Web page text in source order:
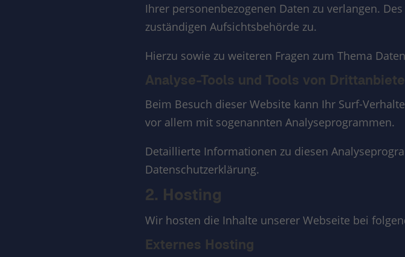
Ihrer personenbezogenen Daten zu verlangen.
zuständigen Aufsichtsbehörde zu.
Hierzu sowie zu weiteren Fragen zum Thema
Analyse-Tools und Tools von
Beim Besuch dieser Website kann Ihr Surf-
vor allem mit sogenannten Analyseprogrammen.
Detaillierte Informationen zu diesen
Datenschutzerklärung.
2. Hosting
Wir hosten die Inhalte unserer Webseite bei
Externes Hosting